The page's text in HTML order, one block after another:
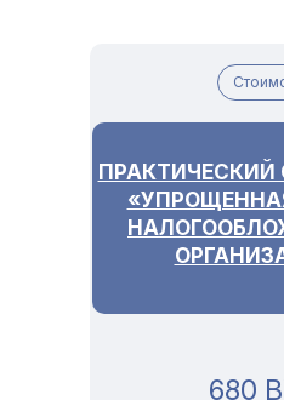
ПРАКТИЧЕСКИЙ
680